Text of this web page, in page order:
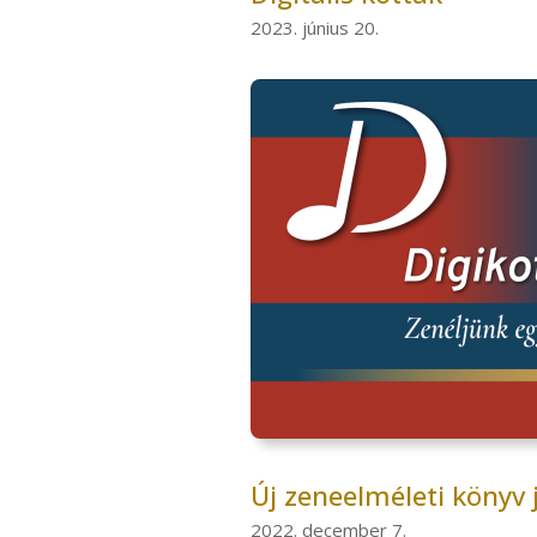
2023. június 20.
Új zeneelméleti
2022. december 7.